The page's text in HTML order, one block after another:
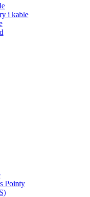
i kable
Pointy